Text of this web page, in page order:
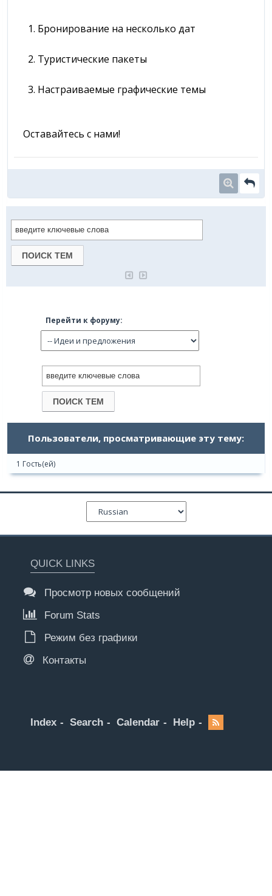
1. Бронирование на несколько дат
2. Туристические пакеты
3. Настраиваемые графические темы
Оставайтесь с нами!
Перейти к форуму:
Пользователи, просматривающие эту тему:
1 Гость(ей)
QUICK LINKS
Просмотр новых сообщений
Forum Stats
Режим без графики
Контакты
Index Search Calendar Help